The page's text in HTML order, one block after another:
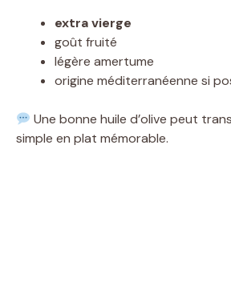
extra vierge
goût fruité
légère amertume
origine méditerranéenne si
Une bonne huile d’olive peut
simple en plat mémorable.